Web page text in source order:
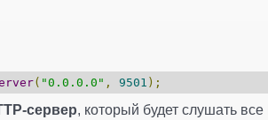
( "0.0.0.0" , 9501 );
сервер, который будет слушать